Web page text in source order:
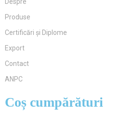
Produse
Certificări și Diplome
Export
Contact
ANPC
Coș cumpărături